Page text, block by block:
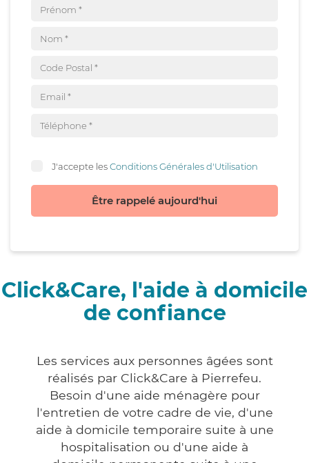
J'accepte lesConditions Générales d'Utilisation
Être rappelé aujourd'hui
Click&Care, l'aide à domicile
de confiance
Les services aux personnes âgées sont
réalisés par Click&Care à Pierrefeu.
Besoin d'une aide ménagère pour
l'entretien de votre cadre de vie, d'une
aide à domicile temporaire suite à une
hospitalisation ou d'une aide à